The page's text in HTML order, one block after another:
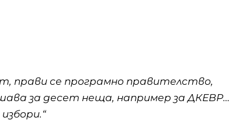
прави се програмно правителство,
за десет неща, например за ДКЕВР…